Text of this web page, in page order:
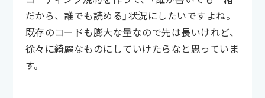
だから、誰でも読める」状況にしたいですよね。
既存のコードも膨大な量なので先は長いけれど、
徐々に綺麗なものにしていけたらなと思っていま
す。